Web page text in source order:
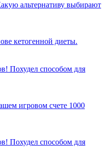
альтернативу выбирают
кетогенной диеты.
Похудел способом для
игровом счете 1000
Похудел способом для